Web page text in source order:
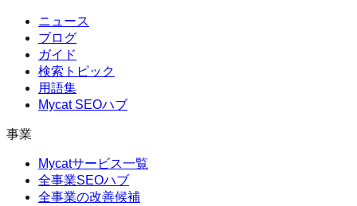
ニュース
ブログ
ガイド
検索トピック
用語集
Mycat SEOハブ
事業
Mycatサービス一覧
全事業SEOハブ
全事業の改善候補